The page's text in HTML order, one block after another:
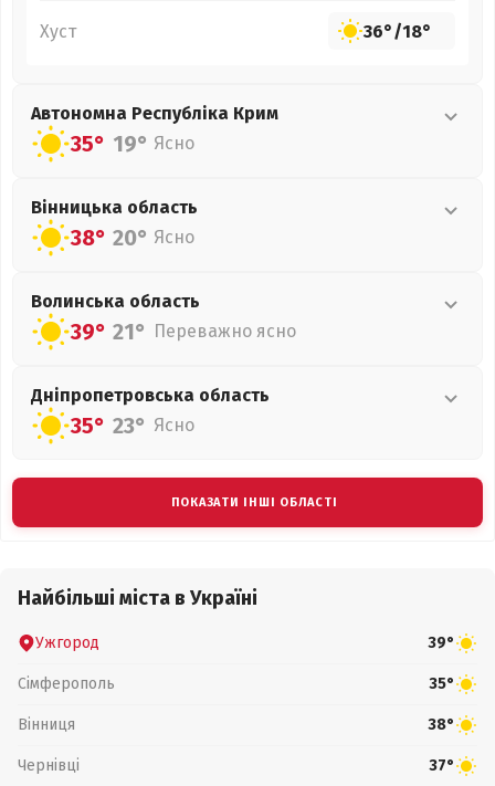
Хуст 36°/18°
Автономна Республіка Крим
35° 19° Ясно
Вінницька область
38° 20° Ясно
Волинська область
39° 21° Переважно ясно
Дніпропетровська область
35° 23° Ясно
ПОКАЗАТИ ІНШІ ОБЛАСТІ
Найбільші міста в Україні
Ужгород 39°
Сімферополь 35°
Вінниця 38°
Чернівці 37°